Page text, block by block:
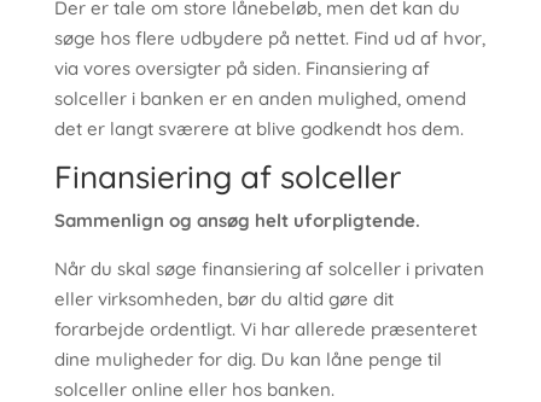
Der er tale om store lånebeløb, men det kan du
søge hos flere udbydere på nettet. Find ud af hvor,
via vores oversigter på siden. Finansiering af
solceller i banken er en anden mulighed, omend
det er langt sværere at blive godkendt hos dem.
Finansiering af solceller
Sammenlign og ansøg helt uforpligtende.
Når du skal søge finansiering af solceller i privaten
eller virksomheden, bør du altid gøre dit
forarbejde ordentligt. Vi har allerede præsenteret
dine muligheder for dig. Du kan låne penge til
solceller online eller hos banken.